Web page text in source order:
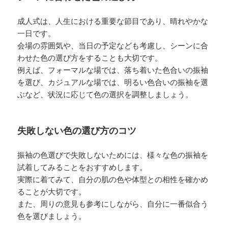
成人式は、人生における重要な節目であり、晴れやかな
一日です。
会場の雰囲気や、当日の予定なども考慮し、シーンに合
わせた色の選び方をすることも大切です。
例えば、フォーマルな場では、落ち着いた色合いの振袖
を選び、カジュアルな場では、明るい色合いの振袖を選
ぶなど、状況に応じて色の選択を調整しましょう。
失敗しない色の選び方のコツ
振袖の色選びで失敗しないためには、様々な色の振袖を
試着してみることをおすすめします。
実際に着てみて、自分の肌の色や体型との相性を確かめ
ることが大切です。
また、周りの意見も参考にしながら、自分に一番似合う
色を選びましょう。